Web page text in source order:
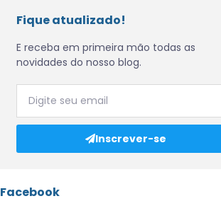
Fique atualizado!
E receba em primeira mão todas as
novidades do nosso blog.
Inscrever-se
Facebook